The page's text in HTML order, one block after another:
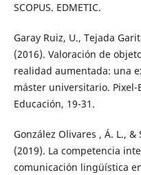
SCOPUS. EDMETIC.
Garay Ruiz, U., Tejada
(2016). Valoración de
realidad aumentada: una
máster universitario. Pixel-
Educación, 19-31.
González Olivares , Á. L., &
(2019). La competencia
comunicación lingüística